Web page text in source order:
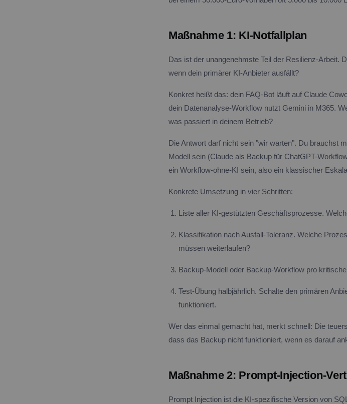
Maßnahme 1: KI-Notfallplan
Das ist der unangenehmste Teil der Resilienz-Arbeit.
wenn dein primärer KI-Anbieter ausfällt?
Konkret heißt das: dein FAQ-Bot läuft auf Claude
dein Datenanalyse-Workflow nutzt Gemini in M365.
was passiert in deinem Betrieb?
Die Antwort darf nicht sein "wir warten". Du brauchst
Modell sein (Claude als Backup für ChatGPT-
ein Workflow-ohne-KI sein, also ein klassischer
Konkrete Umsetzung in vier Schritten:
Liste aller KI-gestützten Geschäftsprozesse.
Klassifikation nach Ausfall-Toleranz. Welche
müssen weiterlaufen?
Backup-Modell oder Backup-Workflow pro
Test-Übung halbjährlich. Schalte den primären
funktioniert.
Wer das einmal gemacht hat, merkt schnell: Die
dass das Backup nicht funktioniert, wenn es darauf
Maßnahme 2: Prompt-Injection-
Prompt Injection ist die KI-spezifische Version von